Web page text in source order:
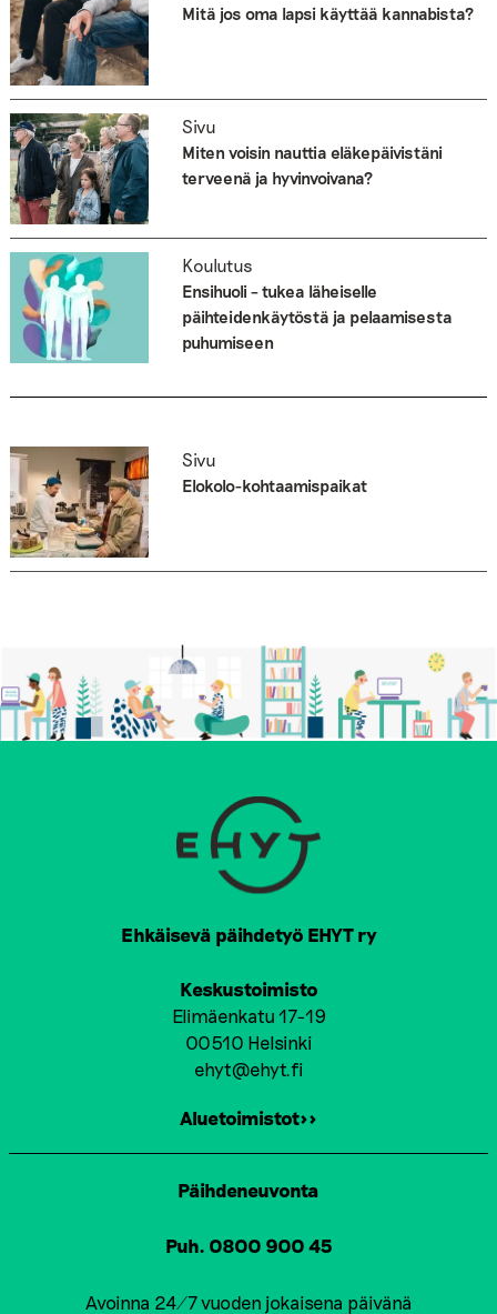
Mitä jos oma lapsi käyttää kannabista?
Sivu
Miten voisin nauttia eläkepäivistäni
terveenä ja hyvinvoivana?
Koulutus
Ensihuoli – tukea läheiselle
päihteidenkäytöstä ja pelaamisesta
puhumiseen
Sivu
Elokolo-kohtaamispaikat
Ehkäisevä päihdetyö EHYT ry
Keskustoimisto
Elimäenkatu 17-19
00510 Helsinki
ehyt@ehyt.fi
Aluetoimistot>>
Päihdeneuvonta
Puh. 0800 900 45
Avoinna 24/7 vuoden jokaisena päivänä